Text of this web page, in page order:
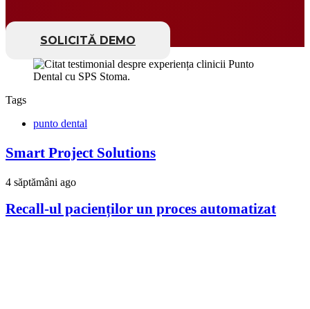
SOLICITĂ DEMO
Tags
punto dental
Smart Project Solutions
4 săptămâni ago
Recall-ul pacienților un proces automatizat